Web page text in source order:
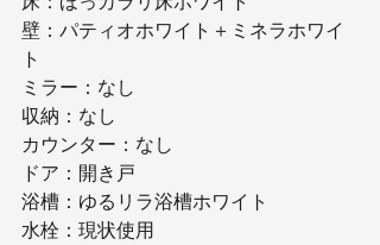
壁：パティオホワイト＋ミネラホワイ
ト
ミラー：なし
収納：なし
カウンター：なし
ドア：開き戸
浴槽：ゆるリラ浴槽ホワイト
水栓：現状使用